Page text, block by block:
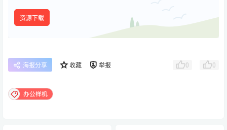
资源下载
海报分享 收藏 举报 0 0
办公样机